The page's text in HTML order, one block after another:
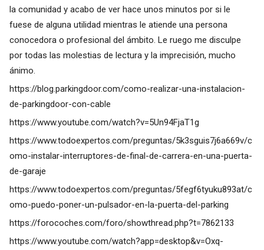
la comunidad y acabo de ver hace unos minutos por si le
fuese de alguna utilidad mientras le atiende una persona
conocedora o profesional del ámbito. Le ruego me disculpe
por todas las molestias de lectura y la imprecisión, mucho
ánimo.
https://blog.parkingdoor.com/como-realizar-una-instalacion-
de-parkingdoor-con-cable
https://www.youtube.com/watch?v=5Un94FjaT1g
https://www.todoexpertos.com/preguntas/5k3sguis7j6a669v/c
omo-instalar-interruptores-de-final-de-carrera-en-una-puerta-
de-garaje
https://www.todoexpertos.com/preguntas/5fegf6tyuku893at/c
omo-puedo-poner-un-pulsador-en-la-puerta-del-parking
https://forocoches.com/foro/showthread.php?t=7862133
https://www.youtube.com/watch?app=desktop&v=Oxq-